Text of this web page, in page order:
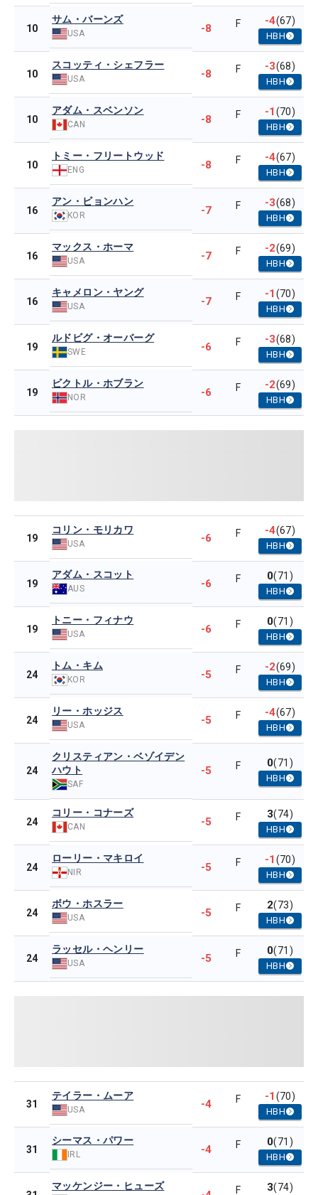
10
サム・バーンズ
USA -8 F -4(67)
HBH
10
スコッティ・シェフラー
USA -8 F -3(68)
HBH
10
アダム・スベンソン
CAN -8 F -1(70)
HBH
10
トミー・フリートウッド
ENG -8 F -4(67)
HBH
16
アン・ビョンハン
KOR -7 F -3(68)
HBH
16
マックス・ホーマ
USA -7 F -2(69)
HBH
16
キャメロン・ヤング
USA -7 F -1(70)
HBH
19
ルドビグ・オーバーグ
SWE -6 F -3(68)
HBH
19
ビクトル・ホブラン
NOR -6 F -2(69)
HBH
19
コリン・モリカワ
USA -6 F -4(67)
HBH
19
アダム・スコット
AUS -6 F 0(71)
HBH
19
トニー・フィナウ
USA -6 F 0(71)
HBH
24
トム・キム
KOR -5 F -2(69)
HBH
24
リー・ホッジス
USA -5 F -4(67)
HBH
24
クリスティアン・ベゾイデン
ハウト
SAF
-5 F 0(71)
HBH
24
コリー・コナーズ
CAN -5 F 3(74)
HBH
24
ローリー・マキロイ
NIR -5 F -1(70)
HBH
24
ボウ・ホスラー
USA -5 F 2(73)
HBH
24
ラッセル・ヘンリー
USA -5 F 0(71)
HBH
31
テイラー・ムーア
USA -4 F -1(70)
HBH
31
シーマス・パワー
IRL -4 F 0(71)
HBH
マッケンジー・ヒューズ F 3(74)